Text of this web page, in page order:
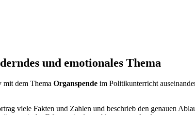
und emotionales Thema
mit dem Thema Organspende im Politikunterricht
viele Fakten und Zahlen und beschrieb den genauen